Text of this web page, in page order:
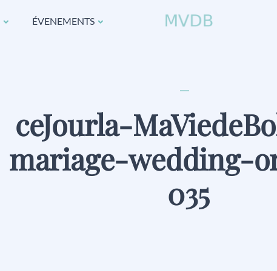
ÉVENEMENTS
ceJourla-
mariage-wedding-
035